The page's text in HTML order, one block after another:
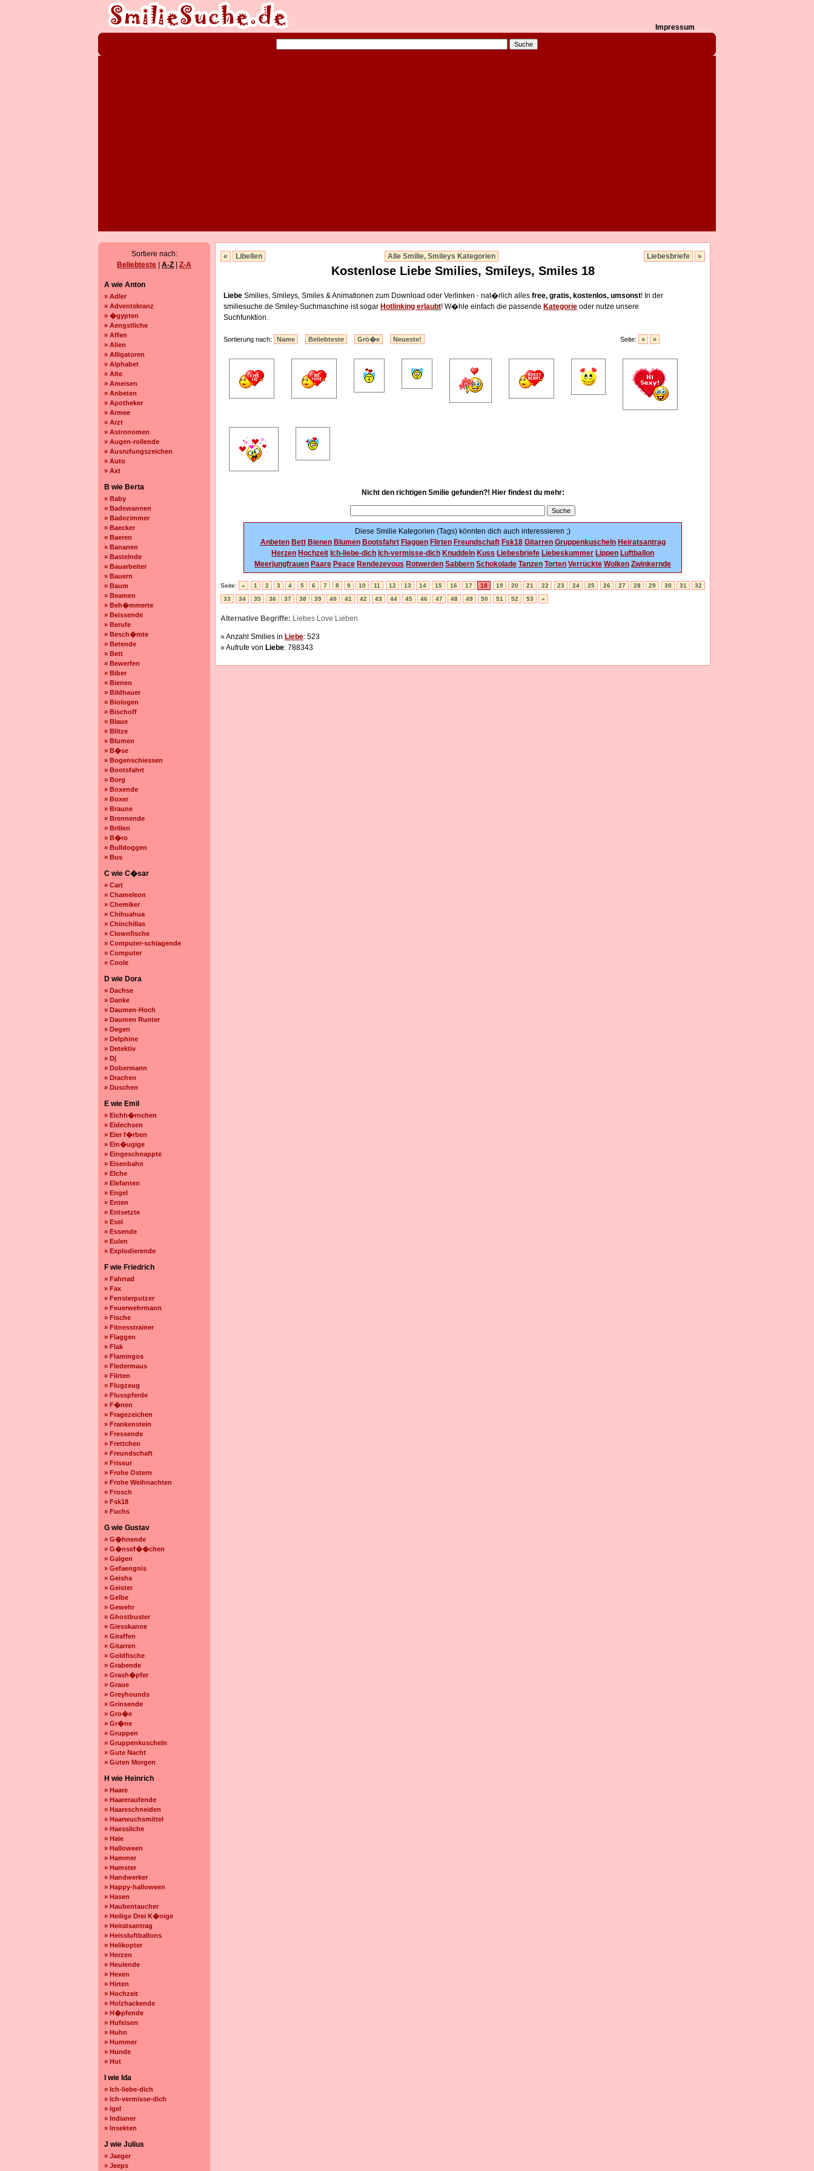
Impressum
Sortiere nach:
Beliebteste
A-Z Z-A
A wie Anton
» Adler
» Adventskranz
» �gypten
» Aengstliche
» Affen
» Alien
» Alligatoren
» Alphabet
» Alte
» Ameisen
» Anbeten
» Apotheker
» Armee
» Arzt
» Astronomen
» Augen-rollende
» Ausrufungszeichen
» Auto
» Axt
B wie Berta
» Baby
» Badewannen
» Badezimmer
» Baecker
» Baeren
» Bananen
» Bastelnde
» Bauarbeiter
» Bauern
» Baum
» Beamen
» Beh�mmerte
» Beissende
» Berufe
» Besch�mte
» Betende
» Bett
» Bewerfen
» Biber
» Bienen
» Bildhauer
» Biologen
» Bischoff
» Blaue
» Blitze
» Blumen
» B�se
» Bogenschiessen
» Bootsfahrt
» Borg
» Boxende
» Boxer
» Braune
» Brennende
» Brillen
» B�ro
» Bulldoggen
» Bus
C wie C�sar
» Cart
» Chameleon
» Chemiker
» Chihuahua
» Chinchillas
» Clownfische
» Computer-schlagende
» Computer
» Coole
D wie Dora
» Dachse
» Danke
» Daumen-Hoch
» Daumen Runter
» Degen
» Delphine
» Detektiv
» Dj
» Dobermann
» Drachen
» Duschen
E wie Emil
» Eichh�rnchen
» Eidechsen
» Eier f�rben
» Ein�ugige
» Eingeschnappte
» Eisenbahn
» Elche
» Elefanten
» Engel
» Enten
» Entsetzte
» Esel
» Essende
» Eulen
» Explodierende
F wie Friedrich
» Fahrrad
» Fax
» Fensterputzer
» Feuerwehrmann
» Fische
» Fitnesstrainer
» Flaggen
» Flak
» Flamingos
» Fledermaus
» Flirten
» Flugzeug
» Flusspferde
» F�nen
» Fragezeichen
» Frankenstein
» Fressende
» Frettchen
» Freundschaft
» Friseur
» Frohe Ostern
» Frohe Weihnachten
» Frosch
» Fsk18
» Fuchs
G wie Gustav
» G�hnende
» G�nsef��chen
» Galgen
» Gefaengnis
» Geisha
» Geister
» Gelbe
» Gewehr
» Ghostbuster
» Giesskanne
» Giraffen
» Gitarren
» Goldfische
» Grabende
» Grash�pfer
» Graue
» Greyhounds
» Grinsende
» Gro�e
» Gr�ne
» Gruppen
» Gruppenkuscheln
» Gute Nacht
» Guten Morgen
H wie Heinrich
» Haare
» Haareraufende
» Haareschneiden
» Haarwuchsmittel
» Haessliche
» Haie
» Halloween
» Hammer
» Hamster
» Handwerker
» Happy-halloween
» Hasen
» Haubentaucher
» Heilige Drei K�nige
» Heiratsantrag
» Heissluftballons
» Helikopter
» Herzen
» Heulende
» Hexen
» Hirten
» Hochzeit
» Holzhackende
» H�pfende
» Hufeisen
» Huhn
» Hummer
» Hunde
» Hut
I wie Ida
» Ich-liebe-dich
» Ich-vermisse-dich
» Igel
» Indianer
» Insekten
J wie Julius
» Jaeger
» Jeeps
« Libellen Alle Smilie, Smileys Kategorien Liebesbriefe »
Kostenlose Liebe Smilies, Smileys, Smiles 18
Liebe Smilies, Smileys, Smiles & Animationen zum Download oder Verlinken - nat�rlich alles free, gratis, kostenlos, umsonst! In der
smiliesuche.de Smiley-Suchmaschine ist sogar Hotlinking erlaubt! W�hle einfach die passende Kategorie oder nutze unsere
Suchfunktion.
Sortierung nach: Name Beliebteste Grö�e Neueste! Seite: « »
Nicht den richtigen Smilie gefunden?! Hier findest du mehr:
Diese Smilie Kategorien (Tags) könnten dich auch interessieren ;)
Anbeten Bett Bienen Blumen Bootsfahrt Flaggen Flirten Freundschaft Fsk18 Gitarren Gruppenkuscheln Heiratsantrag
Herzen Hochzeit Ich-liebe-dich Ich-vermisse-dich Knuddeln Kuss Liebesbriefe Liebeskummer Lippen Luftballon
Meerjungfrauen Paare Peace Rendezevous Rotwerden Sabbern Schokolade Tanzen Torten Verrückte Wolken Zwinkernde
Seite: « 1 2 3 4 5 6 7 8 9 10 11 12 13 14 15 16 17 18 19 20 21 22 23 24 25 26 27 28 29 30 31
32
33
34 35 36 37 38 39 40 41 42 43 44 45 46 47 48 49 50 51 52 53 »
Alternative Begriffe: Liebes Love Lieben
» Anzahl Smilies in Liebe: 523
» Aufrufe von Liebe: 788343